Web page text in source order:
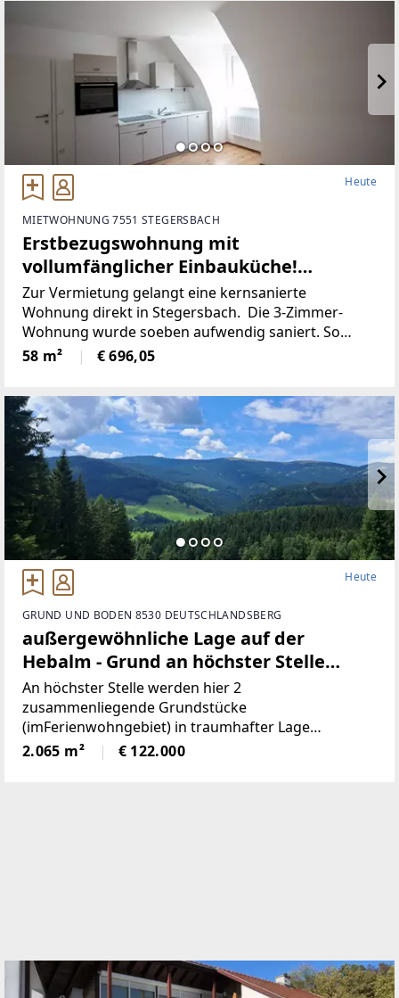
Heute
MIETWOHNUNG 7551 STEGERSBACH
Erstbezugswohnung mit
vollumfänglicher Einbauküche!
(Provisionsfrei)
Zur Vermietung gelangt eine kernsanierte
Wohnung direkt in Stegersbach. Die 3-Zimmer-
Wohnung wurde soeben aufwendig saniert. So
wurde unter anderem dieElektronik gänzlich
erneuert und für einen niedrigen
58 m² € 696,05
Heute
GRUND UND BODEN 8530 DEUTSCHLANDSBERG
außergewöhnliche Lage auf der
Hebalm - Grund an höchster Stelle
(Provisionsfrei)
An höchster Stelle werden hier 2
zusammenliegende Grundstücke
(imFerienwohngebiet) in traumhafter Lage
angeboten! Die beiden Grundstücke haben
inSumme 2.065m² (€59/ m²), sind süd-westlich
2.065 m² € 122.000